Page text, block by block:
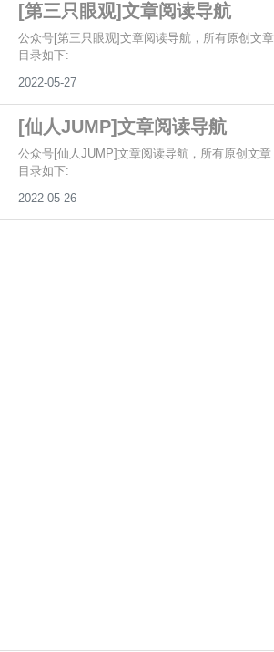
[第三只眼观]文章阅读导航
公众号[第三只眼观]文章阅读导航，所有原创文章
目录如下:
2022-05-27
[仙人JUMP]文章阅读导航
公众号[仙人JUMP]文章阅读导航，所有原创文章
目录如下:
2022-05-26